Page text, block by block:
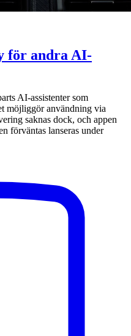
för andra AI-
AI-assistenter som
möjliggör användning via
saknas dock, och appen
förväntas lanseras under